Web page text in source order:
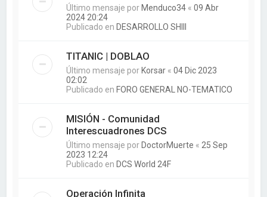
Último mensaje por Menduco34 «09 Abr
2024 20:24
Publicado en DESARROLLO SHIII
TITANIC | DOBLAO
Último mensaje por Korsar «04 Dic 2023
02:02
Publicado en FORO GENERAL NO-TEMATICO
MISIÓN - Comunidad
Interescuadrones DCS
Último mensaje por DoctorMuerte « 25 Sep
2023 12:24
Publicado en DCS World 24F
Operación Infinita